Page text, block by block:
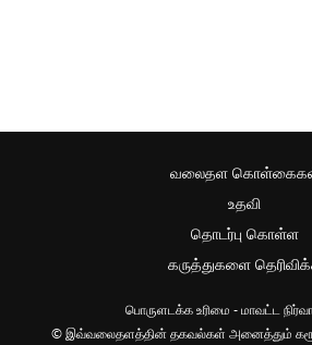
வலைதள
உதவி
தொடர்பு கொள்ள
கருத்துகளை
பொருளடக்க உரிமை - மாவட்ட
© இவ்வலைதளத்தின் தகவல்கள் அனைத்தும் கரூர்